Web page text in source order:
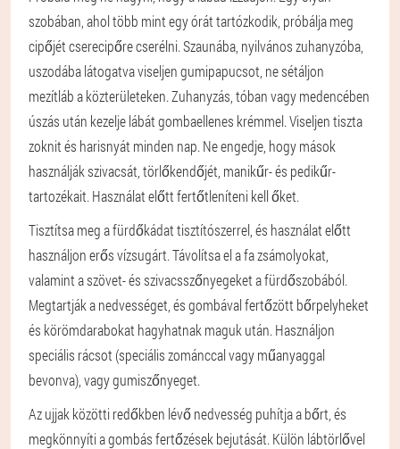
szobában, ahol több mint egy órát tartózkodik, próbálja meg
cipőjét cserecipőre cserélni. Szaunába, nyilvános zuhanyzóba,
uszodába látogatva viseljen gumipapucsot, ne sétáljon
mezítláb a közterületeken. Zuhanyzás, tóban vagy medencében
úszás után kezelje lábát gombaellenes krémmel. Viseljen tiszta
zoknit és harisnyát minden nap. Ne engedje, hogy mások
használják szivacsát, törlőkendőjét, manikűr- és pedikűr-
tartozékait. Használat előtt fertőtleníteni kell őket.
Tisztítsa meg a fürdőkádat tisztítószerrel, és használat előtt
használjon erős vízsugárt. Távolítsa el a fa zsámolyokat,
valamint a szövet- és szivacsszőnyegeket a fürdőszobából.
Megtartják a nedvességet, és gombával fertőzött bőrpelyheket
és körömdarabokat hagyhatnak maguk után. Használjon
speciális rácsot (speciális zománccal vagy műanyaggal
bevonva), vagy gumiszőnyeget.
Az ujjak közötti redőkben lévő nedvesség puhítja a bőrt, és
megkönnyíti a gombás fertőzések bejutását. Külön lábtörlővel